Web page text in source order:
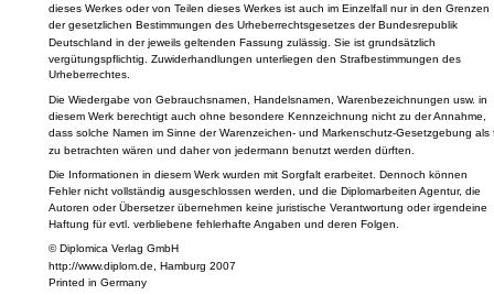
dieses Werkes oder von Teilen dieses Werkes ist auch im Einzelfall nur in den Grenzen
der gesetzlichen Bestimmungen des Urheberrechtsgesetzes der Bundesrepublik
Deutschland in der jeweils geltenden Fassung zulässig. Sie ist grundsätzlich
vergütungspflichtig. Zuwiderhandlungen unterliegen den Strafbestimmungen des
Urheberrechtes.
Die Wiedergabe von Gebrauchsnamen, Handelsnamen, Warenbezeichnungen usw. in
diesem Werk berechtigt auch ohne besondere Kennzeichnung nicht zu der Annahme,
dass solche Namen im Sinne der Warenzeichen- und Markenschutz-Gesetzgebung als
zu betrachten wären und daher von jedermann benutzt werden dürften.
Die Informationen in diesem Werk wurden mit Sorgfalt erarbeitet. Dennoch können
Fehler nicht vollständig ausgeschlossen werden, und die Diplomarbeiten Agentur, die
Autoren oder Übersetzer übernehmen keine juristische Verantwortung oder irgendeine
Haftung für evtl. verbliebene fehlerhafte Angaben und deren Folgen.
© Diplomica Verlag GmbH
http://www.diplom.de, Hamburg 2007
Printed in Germany